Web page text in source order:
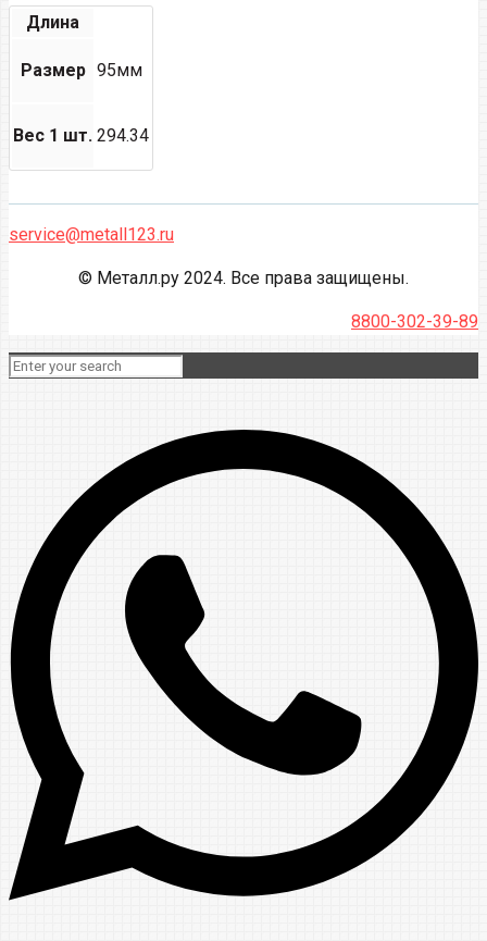
Длина
Размер 95мм
Вес 1 шт. 294.34
service@metall123.ru
© Металл.ру 2024. Все права защищены.
8800-302-39-89